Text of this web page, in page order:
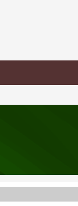
Başkanımıza